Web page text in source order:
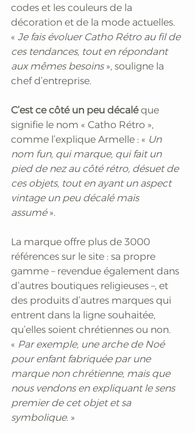
codes et les couleurs de la
décoration et de la mode actuelles.
« Je fais évoluer Catho Rétro au fil de
ces tendances, tout en répondant
aux mêmes besoins », souligne la
chef d’entreprise.
C’est ce côté un peu décalé que
signifie le nom « Catho Rétro »,
comme l’explique Armelle : « Un
nom fun, qui marque, qui fait un
pied de nez au côté rétro, désuet de
ces objets, tout en ayant un aspect
vintage un peu décalé mais
assumé ».
La marque offre plus de 3000
références sur le site : sa propre
gamme – revendue également dans
d’autres boutiques religieuses –, et
des produits d’autres marques qui
entrent dans la ligne souhaitée,
qu’elles soient chrétiennes ou non.
« Par exemple, une arche de Noé
pour enfant fabriquée par une
marque non chrétienne, mais que
nous vendons en expliquant le sens
premier de cet objet et sa
symbolique. »